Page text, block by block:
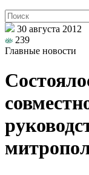
30 августа 2012
239
Главные новости